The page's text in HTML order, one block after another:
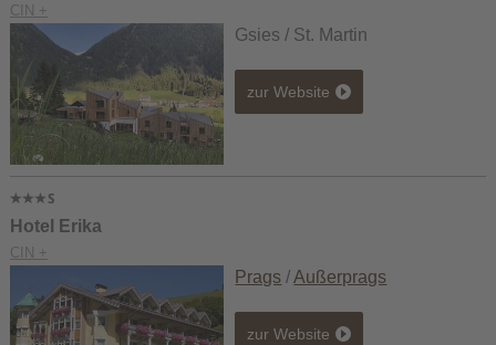
CIN +
Gsies / St. Martin
zur Website
Hotel Erika
CIN +
Prags /Außerprags
zur Website